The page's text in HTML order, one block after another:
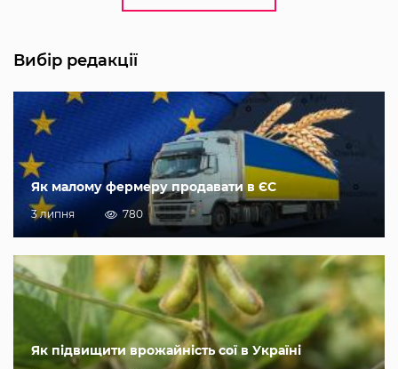
Вибір редакції
Як малому фермеру продавати в ЄС
3 липня 780
Як підвищити врожайність сої в Україні